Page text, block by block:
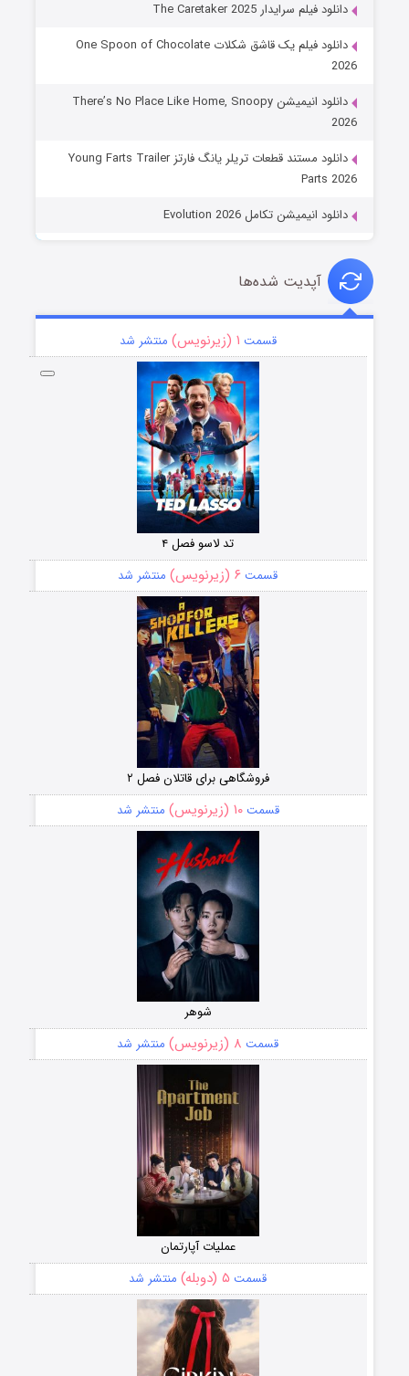
دانلود فیلم سرایدار The Caretaker 2025
دانلود فیلم یک قاشق شکلات One Spoon of Chocolate
2026
دانلود انیمیشن There’s No Place Like Home, Snoopy
2026
دانلود مستند قطعات تریلر یانگ فارتز Young Farts Trailer
Parts 2026
دانلود انیمیشن تکامل Evolution 2026
آپدیت شده‌ها
قسمت ۱ (زیرنویس) منتشر شد
تد لاسو فصل ۴
قسمت ۶ (زیرنویس) منتشر شد
فروشگاهی برای قاتلان فصل ۲
قسمت۱۰ (زیرنویس) منتشر شد
شوهر
قسمت ۸ (زیرنویس) منتشر شد
عملیات آپارتمان
قسمت ۵ (دوبله) منتشر شد